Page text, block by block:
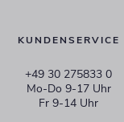
KUNDENSERVICE
+49 30 275833 0
Mo-Do 9-17 Uhr
Fr 9-14 Uhr